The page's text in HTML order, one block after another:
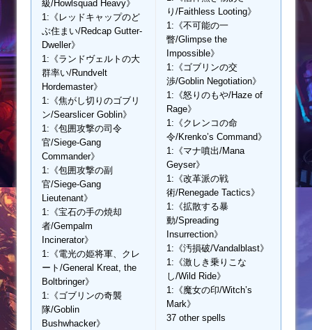
級/Howlsquad Heavy》
1:《レッドキャップのど
ぶ住まい/Redcap Gutter-
Dweller》
1:《ランドヴェルトの大
群率い/Rundvelt
Hordemaster》
1:《焦がし切りのゴブリ
ン/Searslicer Goblin》
1:《包囲攻撃の司令
官/Siege-Gang
Commander》
1:《包囲攻撃の副
官/Siege-Gang
Lieutenant》
1:《宝石の手の焼却
者/Gempalm
Incinerator》
1:《電光の姫将軍、クレ
ート/General Kreat, the
Boltbringer》
1:《ゴブリンの奇襲
隊/Goblin
Bushwhacker》
り/Faithless Looting》
1:《不可能の一
瞥/Glimpse the
Impossible》
1:《ゴブリンの交
渉/Goblin Negotiation》
1:《怒りのもや/Haze of
Rage》
1:《クレンコの命
令/Krenko’s Command》
1:《マナ噴出/Mana
Geyser》
1:《改革派の戦
術/Renegade Tactics》
1:《拡散する暴
動/Spreading
Insurrection》
1:《汚損破/Vandalblast》
1:《激しき乗りこな
し/Wild Ride》
1:《魔女の印/Witch’s
Mark》
37 other spells